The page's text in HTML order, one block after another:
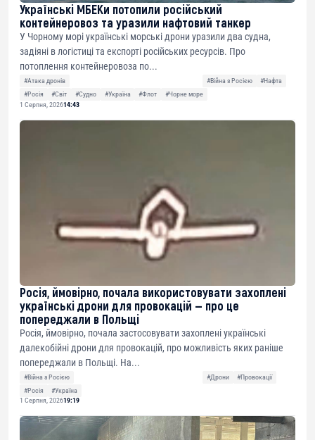
Українські МБЕКи потопили російський
контейнеровоз та уразили нафтовий танкер
У Чорному морі українські морські дрони уразили два судна,
задіяні в логістиці та експорті російських ресурсів. Про
потоплення контейнеровоза по...
#Атака дронів #Війна з Росією
#Нафта
#Росія
#Світ #Судно #Україна #Флот
#Чорне море
1 Серпня, 202614:43
Росія, ймовірно, почала використовувати захоплені
українські дрони для провокацій — про це
попереджали в Польщі
Росія, ймовірно, почала застосовувати захоплені українські
далекобійні дрони для провокацій, про можливість яких раніше
попереджали в Польщі. На...
#Війна з Росією #Дрони
#Провокації
#Росія
#Україна
1 Серпня, 202619:19